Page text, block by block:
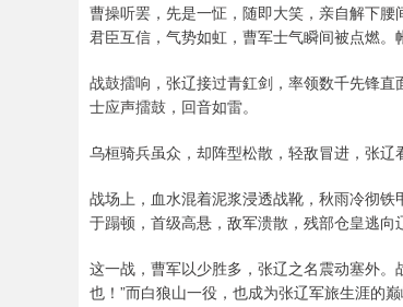
曹操听罢，先是一怔，随即大笑，亲自解下腰
君臣互信，气势如虹，曹军士气瞬间被点燃。
战鼓擂响，张辽接过青釭剑，率领数千先锋
士应声擂鼓，回音如雷。
乌桓骑兵虽众，却阵型松散，轻敌冒进，张辽
战场上，血水混着泥浆浸透战靴，秋雨冷彻
于蹋顿，首级高悬，敌军溃散，残部仓皇逃向
这一战，曹军以少胜多，张辽之名震动塞外。
也！”而白狼山一役，也成为张辽军旅生涯的巅